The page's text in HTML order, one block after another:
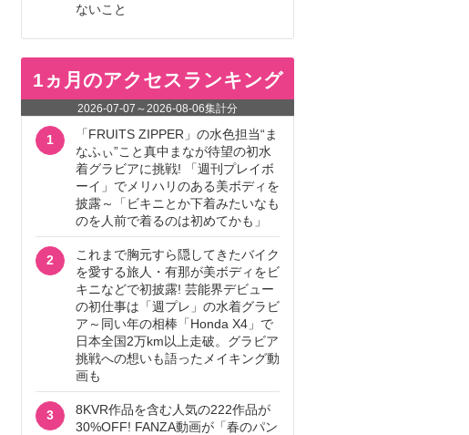
ないこと
1ヵ月のアクセスランキング
2026-07-07 ～2026-08-06集計分
1
「FRUITS ZIPPER」の水色担当“ま
なふぃ”こと真中まなが待望の初水
着グラビアに挑戦! 「週刊プレイボ
ーイ」でメリハリのある美ボディを
披露～「ビキニとか下着みたいなも
のを人前で着るのは初めてかも」
2
これまで胸元すら隠してきたバイク
を愛する旅人・有那が美ボディをビ
キニなどで初披露! 芸能界デビュー
の初仕事は「週プレ」の水着グラビ
ア～同い年の相棒「Honda X4」で
日本全国2万km以上走破。グラビア
挑戦への想いも語ったメイキング動
画も
3
8KVR作品を含む人気の222作品が
30%OFF! FANZA動画が「春のパン